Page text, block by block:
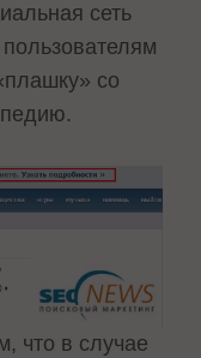
сеть
со
что в случае